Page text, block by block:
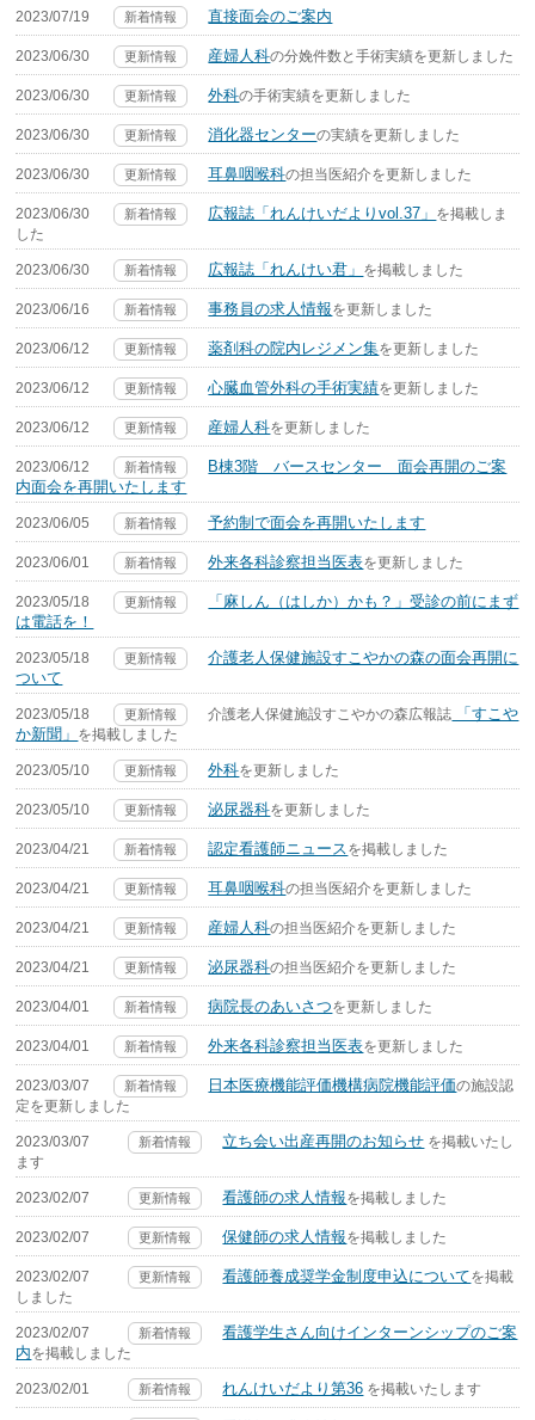
2023/07/19 新着情報 直接面会のご案内
2023/06/30 更新情報 産婦人科の分娩件数と手術実績を更新しました
2023/06/30 更新情報 外科の手術実績を更新しました
2023/06/30 更新情報 消化器センターの実績を更新しました
2023/06/30 更新情報 耳鼻咽喉科の担当医紹介を更新しました
2023/06/30 新着情報 広報誌「れんけいだよりvol.37」 を掲載しま
した
2023/06/30 新着情報 広報誌「れんけい君」 を掲載しました
2023/06/16 新着情報 事務員の求人情報を更新しました
2023/06/12 更新情報 薬剤科の院内レジメン集を更新しました
2023/06/12 更新情報 心臓血管外科の手術実績を更新しました
2023/06/12 更新情報 産婦人科を更新しました
2023/06/12 新着情報
B棟3階 バースセンター 面会再開のご案
内面会を再開いたします
2023/06/05 新着情報 予約制で面会を再開いたします
2023/06/01 新着情報 外来各科診察担当医表を更新しました
2023/05/18 更新情報
「麻しん（はしか）かも？」受診の前にまず
は電話を！
2023/05/18 更新情報
介護老人保健施設すこやかの森の面会再開に
ついて
2023/05/18 更新情報 介護老人保健施設すこやかの森広報誌 「すこや
か新聞」 を掲載しました
2023/05/10 更新情報 外科を更新しました
2023/05/10 更新情報 泌尿器科を更新しました
2023/04/21 新着情報 認定看護師ニュース を掲載しました
2023/04/21 更新情報 耳鼻咽喉科の担当医紹介を更新しました
2023/04/21 更新情報 産婦人科の担当医紹介を更新しました
2023/04/21 更新情報 泌尿器科の担当医紹介を更新しました
2023/04/01 新着情報 病院長のあいさつを更新しました
2023/04/01 新着情報 外来各科診察担当医表を更新しました
2023/03/07 新着情報 日本医療機能評価機構病院機能評価の施設認
定を更新しました
2023/03/07 新着情報 立ち会い出産再開のお知らせ を掲載いたし
ます
2023/02/07 更新情報 看護師の求人情報を掲載しました
2023/02/07 更新情報 保健師の求人情報を掲載しました
2023/02/07 更新情報 看護師養成奨学金制度申込についてを掲載
しました
2023/02/07 新着情報
看護学生さん向けインターンシップのご案
内を掲載しました
2023/02/01 新着情報 れんけいだより第36 を掲載いたします